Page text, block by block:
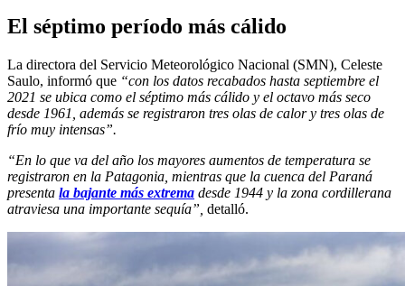
El séptimo período más cálido
La directora del Servicio Meteorológico Nacional (SMN), Celeste
Saulo, informó que “con los datos recabados hasta septiembre el
2021 se ubica como el séptimo más cálido y el octavo más seco
desde 1961, además se registraron tres olas de calor y tres olas de
frío muy intensas”.
“En lo que va del año los mayores aumentos de temperatura se
registraron en la Patagonia, mientras que la cuenca del Paraná
presenta la bajante más extrema desde 1944 y la zona cordillerana
atraviesa una importante sequía”, detalló.